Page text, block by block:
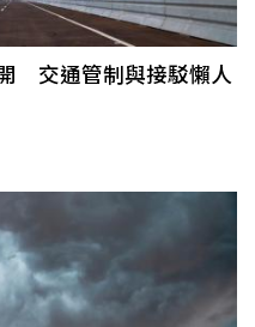
交通管制與接駁懶人